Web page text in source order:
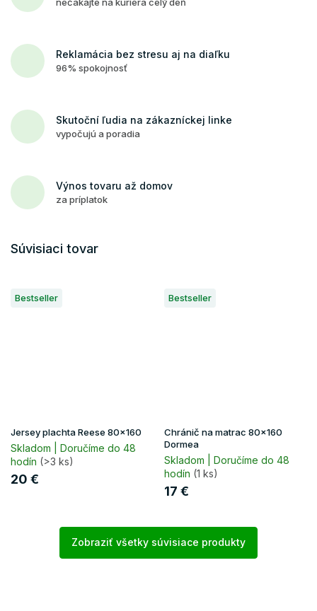
Reklamácia bez stresu aj na diaľku
96% spokojnosť
Skutoční ľudia na zákazníckej linke
vypočujú a poradia
Výnos tovaru až domov
za príplatok
Súvisiaci tovar
Bestseller
Jersey plachta Reese 80x160
Skladom | Doručíme do 48
hodín (>3 ks)
20 €
Bestseller
Chránič na matrac 80x160
Dormea
Skladom | Doručíme do 48
hodín (1 ks)
17 €
Zobraziť všetky súvisiace produkty